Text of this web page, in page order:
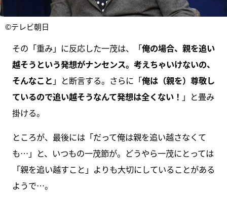
©テレビ朝日
その「重み」に反応した一茂は、「俺の場合、親を追い
越そうという発想がナンセンス。考えちゃいけないの、
そんなこと 」と断言する。さらに「俺は（親を）尊敬し
ているので追い越そうなんて発想は全くない！ 」と畳み
掛ける。
ところが、最後には「だって俺は親を追い越さなくて
も…」と、いつもの一茂節が。どうやら一茂にとっては
「親を追い越すこと」よりも大切にしていることがある
ようで…。